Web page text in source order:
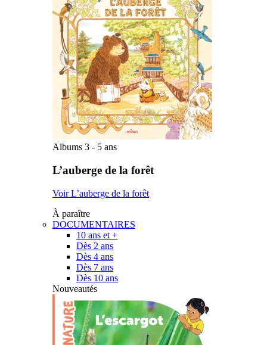
Albums 3 - 5 ans
L’auberge de la forêt
Voir L’auberge de la forêt
À paraître
DOCUMENTAIRES
10 ans et +
Dès 2 ans
Dès 4 ans
Dès 7 ans
Dès 10 ans
Nouveautés